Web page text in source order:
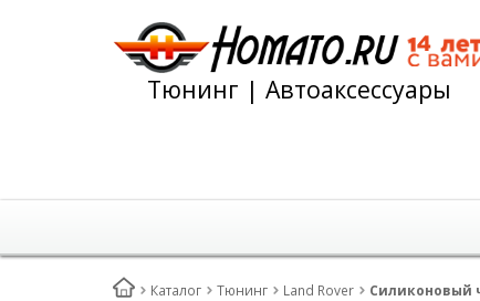
Тюнинг | Автоаксессуары
Каталог Тюнинг Land Rover Силиконовый